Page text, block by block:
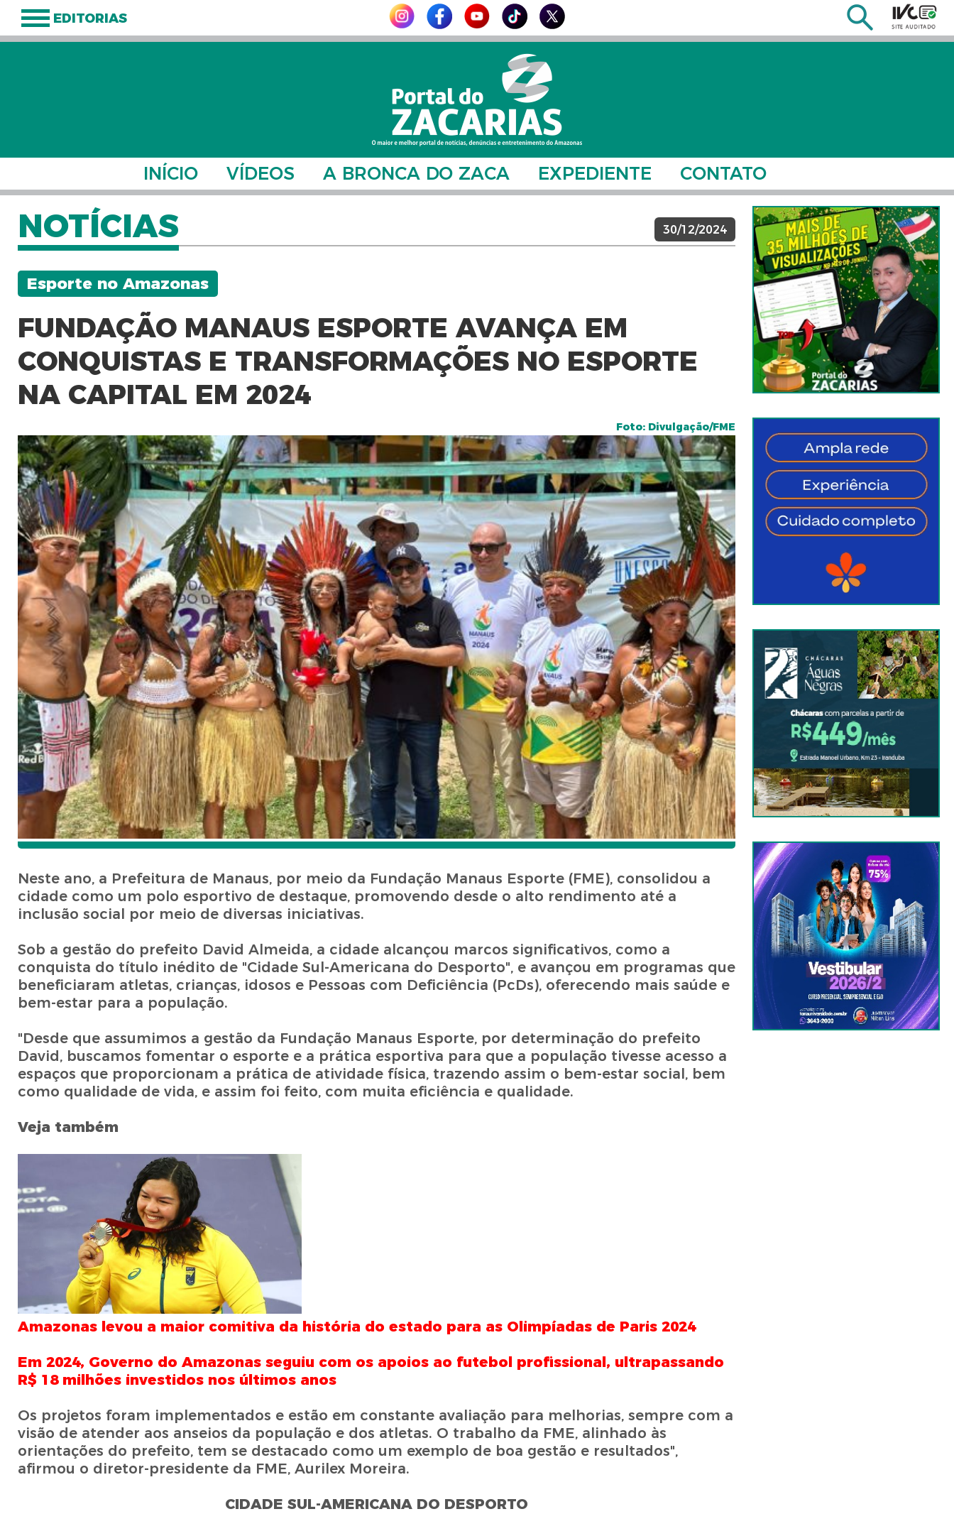
EDITORIAS
INÍCIO VÍDEOS A BRONCA DO ZACA EXPEDIENTE CONTATO
NOTÍCIAS 30/12/2024
Esporte no Amazonas
FUNDAÇÃO MANAUS ESPORTE AVANÇA EM
CONQUISTAS E TRANSFORMAÇÕES NO ESPORTE
NA CAPITAL EM 2024
Foto: Divulgação/FME
Neste ano, a Prefeitura de Manaus, por meio da Fundação Manaus Esporte (FME), consolidou a
cidade como um polo esportivo de destaque, promovendo desde o alto rendimento até a
inclusão social por meio de diversas iniciativas.
Sob a gestão do prefeito David Almeida, a cidade alcançou marcos significativos, como a
conquista do título inédito de "Cidade Sul-Americana do Desporto", e avançou em programas que
beneficiaram atletas, crianças, idosos e Pessoas com Deficiência (PcDs), oferecendo mais saúde e
bem-estar para a população.
"Desde que assumimos a gestão da Fundação Manaus Esporte, por determinação do prefeito
David, buscamos fomentar o esporte e a prática esportiva para que a população tivesse acesso a
espaços que proporcionam a prática de atividade física, trazendo assim o bem-estar social, bem
como qualidade de vida, e assim foi feito, com muita eficiência e qualidade.
Veja também
Amazonas levou a maior comitiva da história do estado para as Olimpíadas de Paris 2024
Em 2024, Governo do Amazonas seguiu com os apoios ao futebol profissional, ultrapassando
R$ 18 milhões investidos nos últimos anos
Os projetos foram implementados e estão em constante avaliação para melhorias, sempre com a
visão de atender aos anseios da população e dos atletas. O trabalho da FME, alinhado às
orientações do prefeito, tem se destacado como um exemplo de boa gestão e resultados",
afirmou o diretor-presidente da FME, Aurilex Moreira.
CIDADE SUL-AMERICANA DO DESPORTO